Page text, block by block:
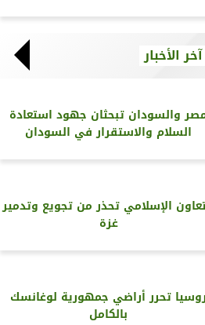
آخر الأخبار
والسودان تبحثان جهود استعادة
السلام والاستقرار في السودان
الإسلامي تحذر من تجويع وتدمير
غزة
روسيا تحرر أراضي جمهورية لوغانسك
بالكامل